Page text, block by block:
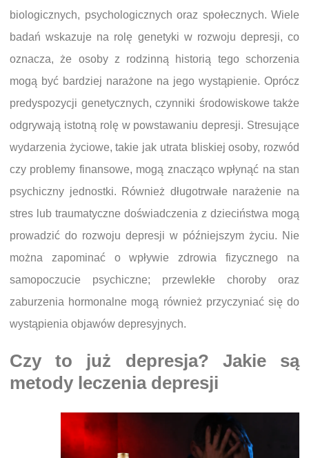
biologicznych, psychologicznych oraz społecznych. Wiele
badań wskazuje na rolę genetyki w rozwoju depresji, co
oznacza, że osoby z rodzinną historią tego schorzenia
mogą być bardziej narażone na jego wystąpienie. Oprócz
predyspozycji genetycznych, czynniki środowiskowe także
odgrywają istotną rolę w powstawaniu depresji. Stresujące
wydarzenia życiowe, takie jak utrata bliskiej osoby, rozwód
czy problemy finansowe, mogą znacząco wpłynąć na stan
psychiczny jednostki. Również długotrwałe narażenie na
stres lub traumatyczne doświadczenia z dzieciństwa mogą
prowadzić do rozwoju depresji w późniejszym życiu. Nie
można zapominać o wpływie zdrowia fizycznego na
samopoczucie psychiczne; przewlekłe choroby oraz
zaburzenia hormonalne mogą również przyczyniać się do
wystąpienia objawów depresyjnych.
Czy to już depresja? Jakie są
metody leczenia depresji